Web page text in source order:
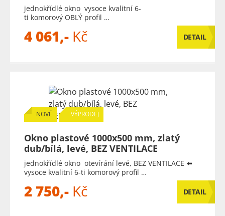
jednokřídlé okno vysoce kvalitní 6-
ti komorový OBLÝ profil …
4 061,- Kč DETAIL
NOVÉ VÝPRODEJ
Okno plastové 1000x500 mm, zlatý
dub/bílá, levé, BEZ VENTILACE
jednokřídlé okno otevírání levé, BEZ VENTILACE ⬅️
vysoce kvalitní 6-ti komorový profil …
2 750,- Kč DETAIL